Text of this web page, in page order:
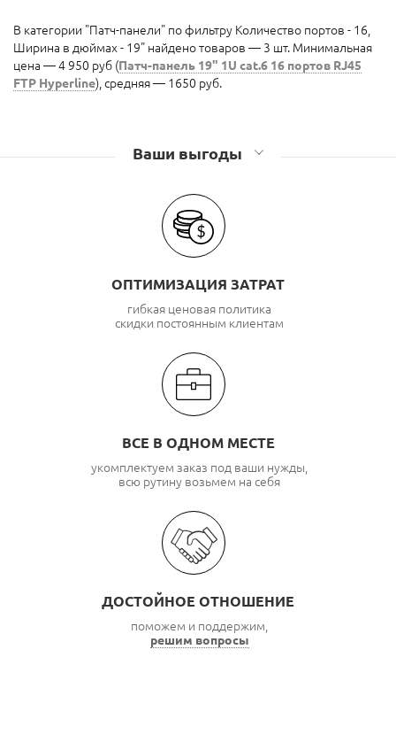
В категории "Патч-панели" по фильтру Количество портов - 16,
Ширина в дюймах - 19" найдено товаров — 3 шт. Минимальная
цена — 4 950 руб (Патч-панель 19" 1U cat.6 16 портов RJ45
FTP Hyperline), средняя — 1650 руб.
Ваши выгоды
ОПТИМИЗАЦИЯ ЗАТРАТ
гибкая ценовая политика
скидки постоянным клиентам
ВСЕ В ОДНОМ МЕСТЕ
укомплектуем заказ под ваши нужды,
всю рутину возьмем на себя
ДОСТОЙНОЕ ОТНОШЕНИЕ
поможем и поддержим,
решим вопросы